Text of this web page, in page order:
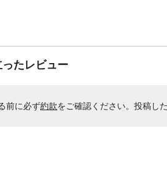
たレビュー
前に必ず約款をご確認ください。投稿し